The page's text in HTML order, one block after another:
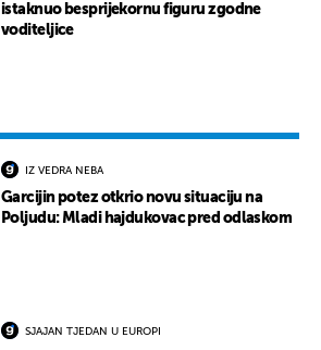
istaknuo besprijekornu figuru zgodne
voditeljice
IZ VEDRA NEBA
Garcijin potez otkrio novu situaciju na
Poljudu: Mladi hajdukovac pred odlaskom
SJAJAN TJEDAN U EUROPI